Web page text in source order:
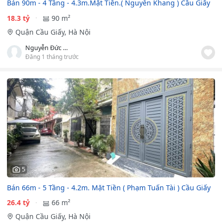
Bán 90m - 4 Tầng - 4.3m.Mặt Tiền.( Nguyễn Khang ) Cầu Giấy
18.3 tỷ
90 m²
Quận Cầu Giấy, Hà Nội
Nguyễn Đức Hải
Đăng 1 tháng trước
5
Bán 66m - 5 Tầng - 4.2m. Mặt Tiền ( Phạm Tuấn Tài ) Cầu Giấy
26.4 tỷ
66 m²
Quận Cầu Giấy, Hà Nội